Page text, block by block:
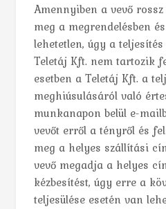
Amennyiben a vevő
meg a megrendelésben
lehetetlen, úgy a
Teletáj Kft. nem tartozik
esetben a Teletáj Kft. a
meghiúsulásáról való
munkanapon belül e-
vevőt erről a tényről és
meg a helyes szállítási
vevő megadja a helyes
kézbesítést, úgy erre a
teljesülése esetén van